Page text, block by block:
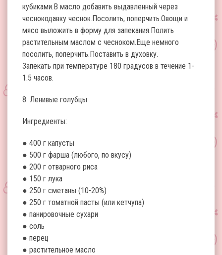
кубиками.В масло добавить выдавленный через
чеснокодавку чеснок.Посолить, поперчить.Овощи и
мясо выложить в форму для запекания.Полить
растительным маслом с чесноком.Еще немного
посолить, поперчить.Поставить в духовку.
Запекать при температуре 180 градусов в течение 1-
1.5 часов.
8. Ленивые голубцы
Ингредиенты:
● 400 г капусты
● 500 г фарша (любого, по вкусу)
● 200 г отварного риса
● 150 г лука
● 250 г сметаны (10-20%)
● 250 г томатной пасты (или кетчупа)
● панировочные сухари
● соль
● перец
● растительное масло